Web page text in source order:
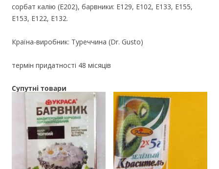
сорбат калію (Е202), барвники: Е129, Е102, Е133, Е155,
Е153, Е122, Е132.
Країна-виробник: Туреччина (Dr. Gusto)
термін придатності 48 місяців
Супутні товари